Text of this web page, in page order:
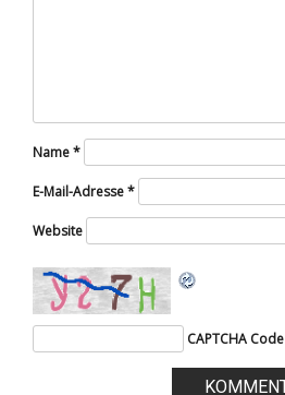
Name*
E-Mail-Adresse*
Website
CAPTCHA Code